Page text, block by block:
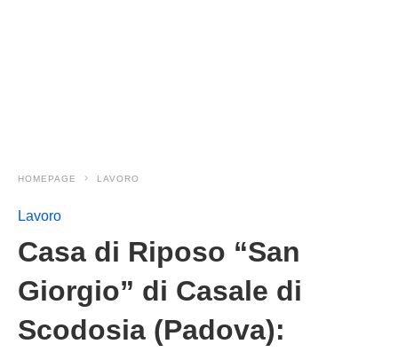
HOMEPAGE LAVORO
Lavoro
Casa di Riposo “San
Giorgio” di Casale di
Scodosia (Padova):